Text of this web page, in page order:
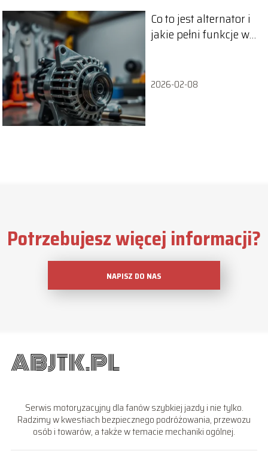
Co to jest alternator i
jakie pełni funkcje w
2026-02-08
Potrzebujesz więcej informacji?
NAPISZ DO NAS
Serwis motoryzacyjny dla fanów szybkiej jazdy i nie tylko.
Radzimy w kwestiach bezpiecznego podróżowania, przewozu
osób i towarów, a także w temacie mechaniki ogólnej.